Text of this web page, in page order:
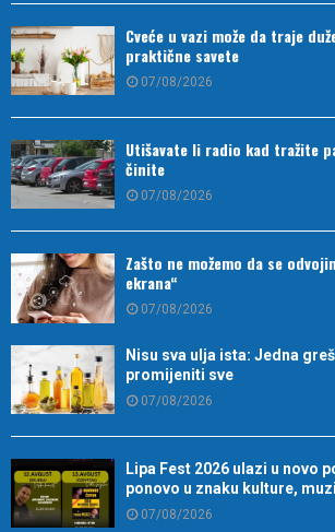
Cveće u vazi može da traje
praktične savete
07/08/2026
Utišavate li radio kad tražite
činite
07/08/2026
Zašto ne možemo da se
ekrana“
07/08/2026
Nisu sva ulja ista: Jedna
promijeniti sve
07/08/2026
Lipa Fest 2026 ulazi u novo
ponovo u znaku kulture,
07/08/2026